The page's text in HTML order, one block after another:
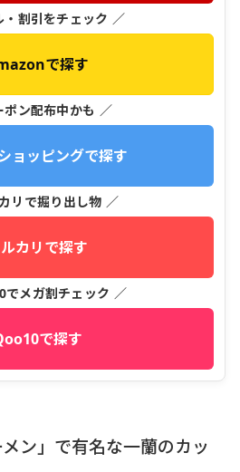
・割引をチェック ／
で探す
ポン配布中かも ／
ョッピングで探す
リで掘り出し物 ／
カリで探す
でメガ割チェック ／
で探す
メン」で有名な一蘭のカッ